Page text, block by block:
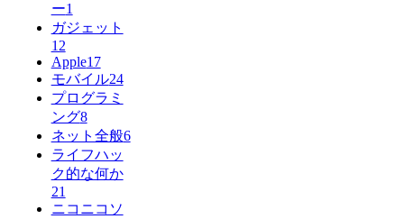
ー1
ガジェット
12
Apple17
モバイル24
プログラミ
ング8
ネット全般6
ライフハッ
ク的な何か
21
ニコニコソ